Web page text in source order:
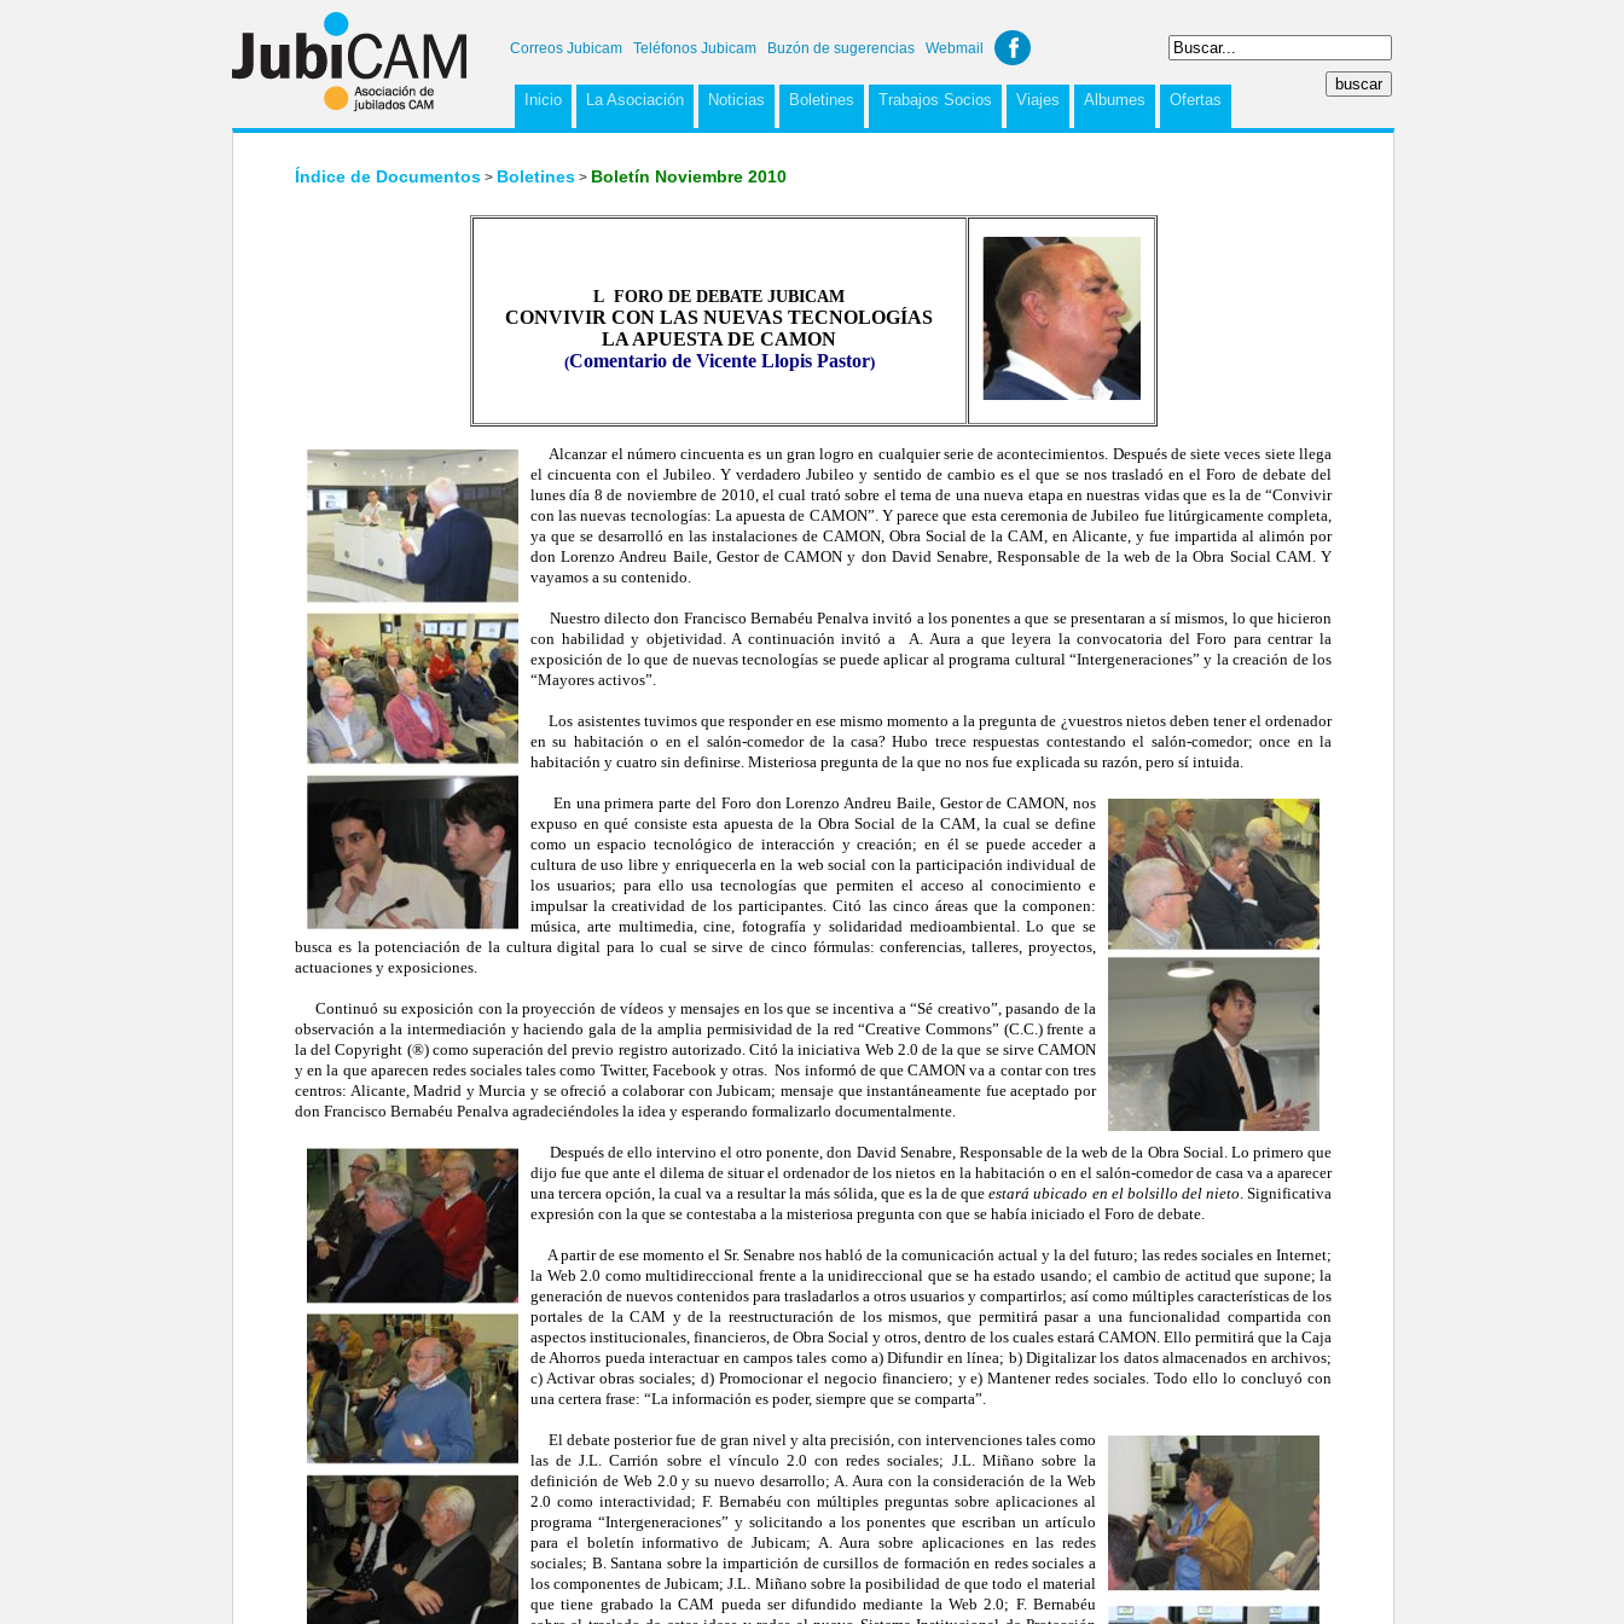
Correos Jubicam Teléfonos Jubicam Buzón de sugerencias Webmail
Inicio La Asociación Noticias Boletines Trabajos Socios Viajes Albumes Ofertas
Índice de Documentos > Boletines > Boletín Noviembre 2010
L FORO DE DEBATE JUBICAM
CONVIVIR CON LAS NUEVAS TECNOLOGÍAS
LA APUESTA DE CAMON
(Comentario de Vicente Llopis Pastor)
Alcanzar el número cincuenta es un gran logro en cualquier serie de acontecimientos. Después de siete veces siete llega
el cincuenta con el Jubileo. Y verdadero Jubileo y sentido de cambio es el que se nos trasladó en el Foro de debate del
lunes día 8 de noviembre de 2010, el cual trató sobre el tema de una nueva etapa en nuestras vidas que es la de “Convivir
con las nuevas tecnologías: La apuesta de CAMON”. Y parece que esta ceremonia de Jubileo fue litúrgicamente completa,
ya que se desarrolló en las instalaciones de CAMON, Obra Social de la CAM, en Alicante, y fue impartida al alimón por
don Lorenzo Andreu Baile, Gestor de CAMON y don David Senabre, Responsable de la web de la Obra Social CAM. Y
vayamos a su contenido.
Nuestro dilecto don Francisco Bernabéu Penalva invitó a los ponentes a que se presentaran a sí mismos, lo que hicieron
con habilidad y objetividad. A continuación invitó a
A. Aura a que leyera la convocatoria del Foro para centrar la
exposición de lo que de nuevas tecnologías se puede aplicar al programa cultural “Intergeneraciones” y la creación de los
“Mayores activos”.
Los asistentes tuvimos que responder en ese mismo momento a la pregunta de ¿vuestros nietos deben tener el ordenador
en su habitación o en el salón-comedor de la casa? Hubo trece respuestas contestando el salón-comedor; once en la
habitación y cuatro sin definirse. Misteriosa pregunta de la que no nos fue explicada su razón, pero sí intuida.
En una primera parte del Foro don Lorenzo Andreu Baile, Gestor de CAMON, nos
expuso en qué consiste esta apuesta de la Obra Social de la CAM, la cual se define
como un espacio tecnológico de interacción y creación; en él se puede acceder a
cultura de uso libre y enriquecerla en la web social con la participación individual de
los usuarios; para ello usa tecnologías que permiten el acceso al conocimiento e
impulsar la creatividad de los participantes. Citó las cinco áreas que la componen:
música, arte multimedia, cine, fotografía y solidaridad medioambiental. Lo que se
busca es la potenciación de la cultura digital para lo cual se sirve de cinco fórmulas: conferencias, talleres, proyectos,
actuaciones y exposiciones.
Continuó su exposición con la proyección de vídeos y mensajes en los que se incentiva a “Sé creativo”, pasando de la
observación a la intermediación y haciendo gala de la amplia permisividad de la red “Creative Commons” (C.C.) frente a
la del Copyright (®) como superación del previo registro autorizado. Citó la iniciativa Web 2.0 de la que se sirve CAMON
y en la que aparecen redes sociales tales como Twitter, Facebook y otras. Nos informó de que CAMON va a contar con tres
centros: Alicante, Madrid y Murcia y se ofreció a colaborar con Jubicam; mensaje que instantáneamente fue aceptado por
don Francisco Bernabéu Penalva agradeciéndoles la idea y esperando formalizarlo documentalmente.
Después de ello intervino el otro ponente, don David Senabre, Responsable de la web de la Obra Social. Lo primero que
dijo fue que ante el dilema de situar el ordenador de los nietos en la habitación o en el salón-comedor de casa va a aparecer
una tercera opción, la cual va a resultar la más sólida, que es la de queestará ubicado en el bolsillo del nieto. Significativa
expresión con la que se contestaba a la misteriosa pregunta con que se había iniciado el Foro de debate.
A partir de ese momento el Sr. Senabre nos habló de la comunicación actual y la del futuro; las redes sociales en Internet;
la Web 2.0 como multidireccional frente a la unidireccional que se ha estado usando; el cambio de actitud que supone; la
generación de nuevos contenidos para trasladarlos a otros usuarios y compartirlos; así como múltiples características de los
portales de la CAM y de la reestructuración de los mismos, que permitirá pasar a una funcionalidad compartida con
aspectos institucionales, financieros, de Obra Social y otros, dentro de los cuales estará CAMON. Ello permitirá que la Caja
de Ahorros pueda interactuar en campos tales como a) Difundir en línea; b) Digitalizar los datos almacenados en archivos;
c) Activar obras sociales; d) Promocionar el negocio financiero; y e) Mantener redes sociales. Todo ello lo concluyó con
una certera frase: “La información es poder, siempre que se comparta”.
El debate posterior fue de gran nivel y alta precisión, con intervenciones tales como
las de J.L. Carrión sobre el vínculo 2.0 con redes sociales; J.L. Miñano sobre la
definición de Web 2.0 y su nuevo desarrollo; A. Aura con la consideración de la Web
2.0 como interactividad; F. Bernabéu con múltiples preguntas sobre aplicaciones al
programa “Intergeneraciones” y solicitando a los ponentes que escriban un artículo
para el boletín informativo de Jubicam; A. Aura sobre aplicaciones en las redes
sociales; B. Santana sobre la impartición de cursillos de formación en redes sociales a
los componentes de Jubicam; J.L. Miñano sobre la posibilidad de que todo el material
que tiene grabado la CAM pueda ser difundido mediante la Web 2.0; F. Bernabéu